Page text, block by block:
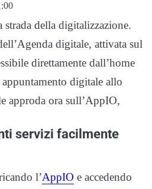
della digitalizzazione.
digitale, attivata sul
direttamente dall’home
digitale allo
approda ora sull’AppIO,
servizi facilmente
l’AppIO e accedendo